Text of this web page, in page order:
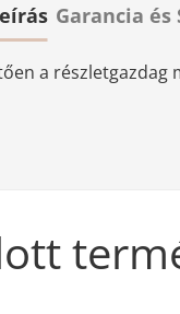
Garancia és
a